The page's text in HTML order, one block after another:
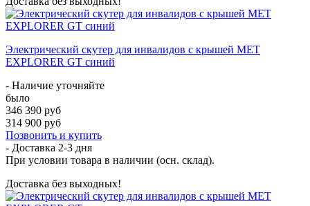
Электрический скутер для инвалидов с крышей МЕТ
EXPLORER GT синий
- Наличие уточняйте
было
346 390 руб
314 900 руб
Позвонить и купить
- Доставка 2-3 дня
При условии товара в наличии (осн. склад).
Доставка без выходных!